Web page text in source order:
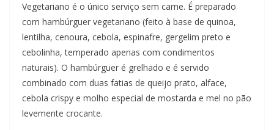
Vegetariano é o único serviço sem carne. É preparado
com hambúrguer vegetariano (feito à base de quinoa,
lentilha, cenoura, cebola, espinafre, gergelim preto e
cebolinha, temperado apenas com condimentos
naturais). O hambúrguer é grelhado e é servido
combinado com duas fatias de queijo prato, alface,
cebola crispy e molho especial de mostarda e mel no pão
levemente crocante.